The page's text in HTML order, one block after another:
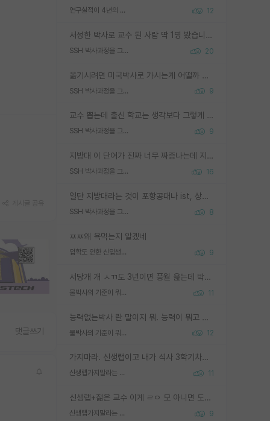
연구실적이 4년의 공백이 있는거 어떻게 생각하냐 12
서성한 박사로 교수 된 사람 딱 1명 봤습니다. 근데 지방대 박사로 교수된 거는 기적이 일어나야되요. 서성한 학부부터여도 빡센게 교수임용일텐데 지방대박사로 무슨 교수가 되나요...... 중소기업/중견기업 팀장급/연구소장급이나 될거 같네요.
SSH 박사과정을 그만두고 지방대 박사로 옮기면 교수의 꿈은 끝일까요? 20
옮기시려면 미국박사로 가시는게 어떨까 싶네요. 교수가 꿈이면 미국박사 하고 미국교수 까지 같이 노리시는게 기회가 많지 않을까요?
SSH 박사과정을 그만두고 지방대 박사로 옮기면 교수의 꿈은 끝일까요? 9
교수 뽑는데 출신 학교는 생각보다 그렇게 안 봄. 앞으로는 더 안 보게 될거임. 박사는 어디서 진행해도 됨. 단, 제대로 쌓고 좋은 실적 만들 수 있다면. 그런데 지방대는 그럴 가능성이 지극히 낮음. 나만 열심히 잘 하면 된다? 인간은 주변 환경에 지배되는 나약한 존재임. 주변의 지방대 대학원생과 섞이고 지방 특유의 여유로움 또는 나쁘게 얘기해서 나태함에 젖어 살다보면 교수의 꿈 자체를 잊어버리게 될 가능성도 있음. 주변 환경이 70~80%임.
SSH 박사과정을 그만두고 지방대 박사로 옮기면 교수의 꿈은 끝일까요? 9
지방대 이 단어가 진짜 너무 짜증나는데 지방대면 다 그냥 쓰레기인가요? 무슨 말 같지도 않은 댓글들이 있는건지??? 지방에도 충분히 좋은 대학 많고 충분히 잘하는 교수님들 많습니다 포항공대 4개 IST 대표 지거국들 여기 모두 다 지방에 있고 여기 출신들 중에 교수하는 분들 적지 않습니다 지거국 출신이 무슨 교수를 하냐?라고 생각할 사람들 많은데 상위 대표 지거국에 아웃라이어들 많습니다 결국 개인의 연구역량과 실적이 중요합니다 이 역량을 펼치는데 있어서 지도교수와의 합도 중요합니다. 그리고 경력이 필요하면 해외포닥까지 다녀오세요
SSH 박사과정을 그만두고 지방대 박사로 옮기면 교수의 꿈은 끝일까요? 16
일단 지방대라는 것이 포항공대나 ist, 상위 지거국은 아니라고 생각하겠습니다. 그런곳은 서성한에 비해 소위 대학 네임밸류가 크게 뒤떨어지지는 않으니까요. 대학 이름이 중요하냐? 당연합니다. 대학 이름이 좋아서 좋은 아웃풋이 나오는 것이냐, 좋은 대학은 좋은 사람과 좋은 기회가 몰려있으니 아웃풋도 자연스럽게 좋아지는 것이냐? 대답하기 어려운 문제입니다. 아직 한국 사회에서 학벌을 보는 것도, 특히 이공계를 중심으로 학벌보다는 실적 위주라는 분위기가 형성되는 것도 사실입니다. 지방대 출신으로 전임교수가 될수 있느냐? 가능 불가능을 따지면 당연히 가능입니다. 지방대 박사 출신으로 전임교원이 된 경우가 실제로 있으니까요. 현실적인 가능성이 있느냐? 지금 이정도 대학의 교수가 되고싶다고 생각되는 대학 들어가서 컴공과 교수 목록 켜고 박사 어디서 받았는지 쭉 한번 보세요. 냉정하게 지방대 출신인 분들이 많지는 않으실겁니다.
SSH 박사과정을 그만두고 지방대 박사로 옮기면 교수의 꿈은 끝일까요? 8
ㅉㅉ왜 욕먹는지 알겠네
입학도 안한 신입생이 원래 관심을 받나요 9
서당개 개 ㅅㄲ도 3년이면 풍월 읊는데 박사 5년 이상 대리고 있으면서 물된건 교수 탓 맞는ㄱ게 거기가 서당이 아니란 소리임
물박사의 기준이 뭐임? 11
능력없는박사 란 말이지 뭐. 능력이 뭐고 능력이 있다는게 뭔지는 사람마다 기준이 다르니까 얘기해봐야 서로 자기 기준만 얘기해서 논쟁이 끝이 안나고. 주위에서 능력있고 야심있는 신입생이 교수가 유의미한 피드백을 아예 안주면서 제대로된 과제에 참여해볼 기회도 제공하지 않고 잡일 뺑뺑이만 돌려서 맨날 단순작업만 하면서 밤새다가 눈빛이 점점 죽어가는걸 본 사람은 물박사는 교수탓이라고 하고, 교수는 이것저것 알려도 주고 기회도 주고 사수 동기 붙여주면서 어떻게든 끌고가려고 하는데 본인이 매일 뺀질거리면서 출근 하는둥마는둥 하다가 기껏 와서도 폰이나 쳐다보다가 실험 망치고 저녁약속있어서 먼저 가볼게요~ 하는걸 본 사람은 물박사는 본인탓이라고 함.
물박사의 기준이 뭐임? 12
가지마라. 신생랩이고 내가 석사 3학기차인데 최고참인데 나도 아무것도 모르는데 교수가 후배들 왜 논문 교육 안시키냐. 논문 왜 안 써오냐 닦달한다
신생랩가지말라는 이유가 있었구나 11
신생랩+젊은 교수 이게 ㄹㅇ 모 아니면 도인듯.
신생랩가지말라는 이유가 있었구나 9
댓글쓰기